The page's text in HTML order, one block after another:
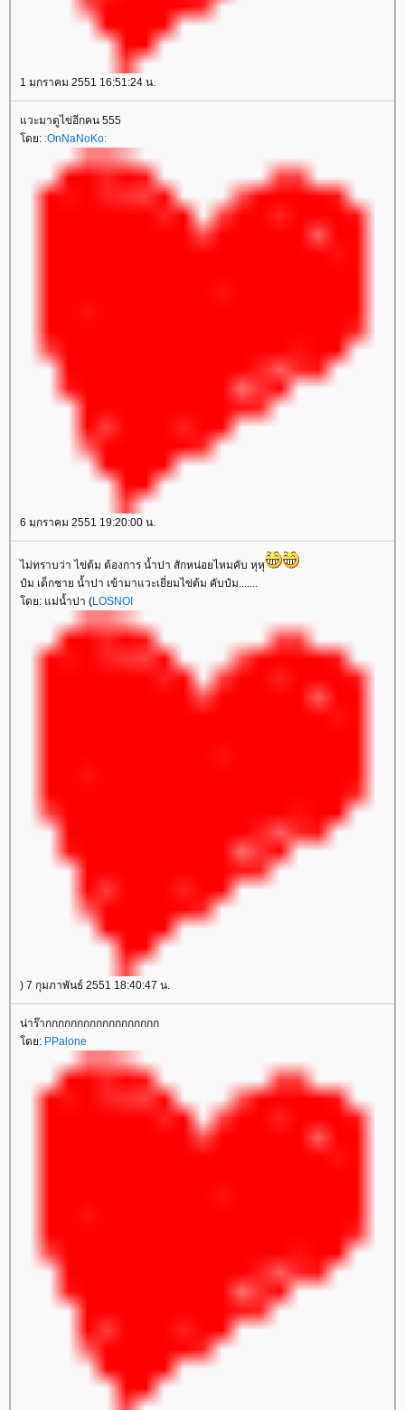
1 มกราคม 2551 16:51:24 น.
วะมาดูไข่อีกคน 555
ดย: :OnNaNoKo:
6 มกราคม 2551 19:20:00 น.
ไม่ทราบว่า ไข่ต้ม ต้องการ น้ำปา สักหน่อยไหมคับ หุหุ
ป๋ม เด็กชาย น้ำปา เข้ามาแวะเยี่ยมไข่ต้ม คับป๋ม.......
ดย: แม่น้ำปา (LOSNOI
) 7 กุมภาพันธ์ 2551 18:40:47 น.
น่าร๊ากกกกกกกกกกกกกกกกกก
ดย: PPalone